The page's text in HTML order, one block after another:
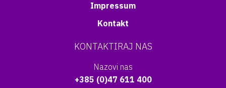
Impressum
Kontakt
KONTAKTIRAJ NAS
Nazovi nas
+385 (0)47 611 400